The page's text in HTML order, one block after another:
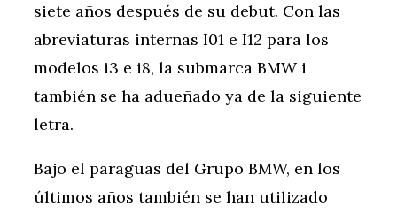
siete años después de su debut. Con las
abreviaturas internas I01 e I12 para los
modelos i3 e i8, la submarca BMW i
también se ha adueñado ya de la siguiente
letra.
Bajo el paraguas del Grupo BMW, en los
últimos años también se han utilizado